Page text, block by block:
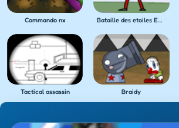
Commando nx Bataille des etoiles Empire
Tactical assassin Braidy